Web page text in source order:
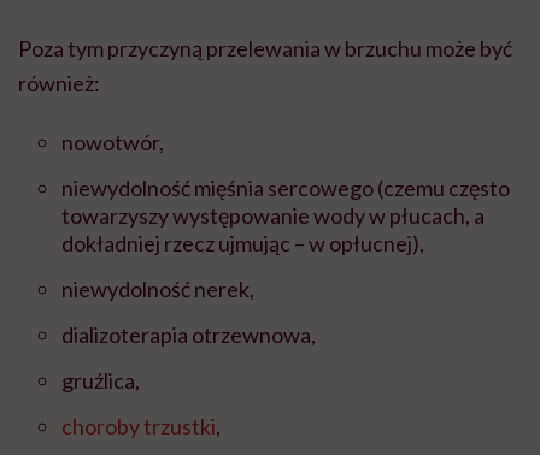
Poza tym przyczyną przelewania w brzuchu może być
również:
nowotwór,
niewydolność mięśnia sercowego (czemu często
towarzyszy występowanie wody w płucach, a
dokładniej rzecz ujmując – w opłucnej),
niewydolność nerek,
dializoterapia otrzewnowa,
gruźlica,
choroby trzustki,